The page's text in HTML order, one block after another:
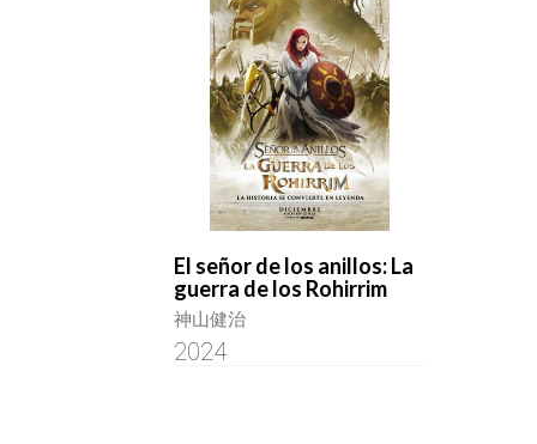
El señor de los anillos: La
guerra de los Rohirrim
神山健治
2024